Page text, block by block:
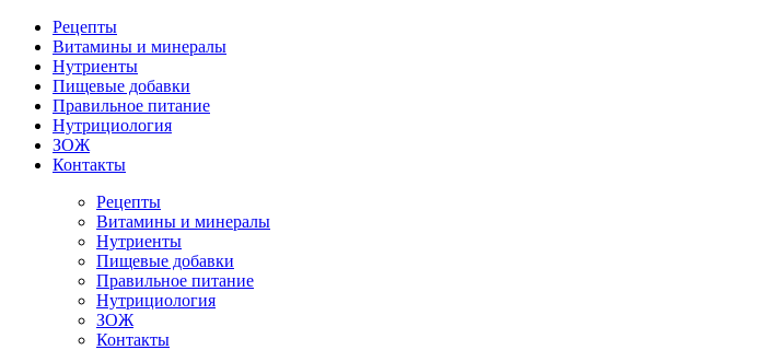
Рецепты
Витамины и минералы
Нутриенты
Пищевые добавки
Правильное питание
Нутрициология
ЗОЖ
Контакты
Рецепты
Витамины и минералы
Нутриенты
Пищевые добавки
Правильное питание
Нутрициология
ЗОЖ
Контакты